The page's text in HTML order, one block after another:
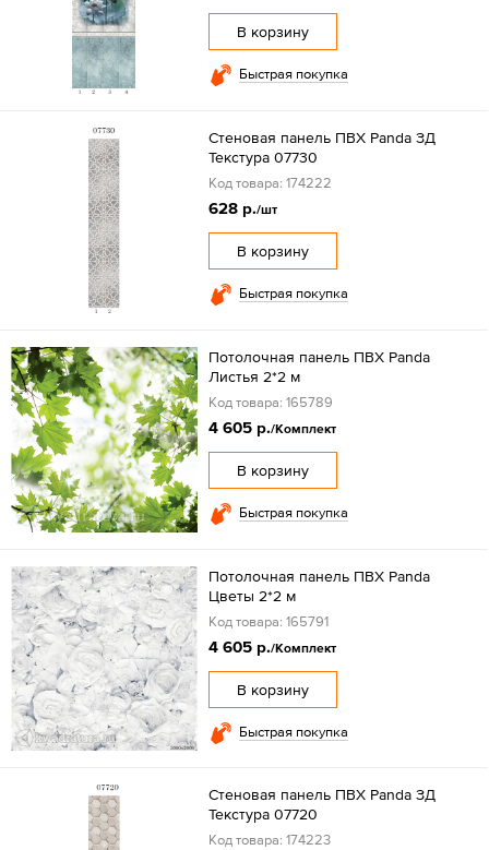
В корзину
Быстрая покупка
Стеновая панель ПВХ Panda ЗД
Текстура 07730
Код товара: 174222
628 р./шт
В корзину
Быстрая покупка
Потолочная панель ПВХ Panda
Листья 2*2 м
Код товара: 165789
4 605 р./Комплект
В корзину
Быстрая покупка
Потолочная панель ПВХ Panda
Цветы 2*2 м
Код товара: 165791
4 605 р./Комплект
В корзину
Быстрая покупка
Стеновая панель ПВХ Panda ЗД
Текстура 07720
Код товара: 174223